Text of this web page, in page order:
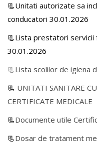
📃Unitati autorizate sa
conducatori 30.01.2026
📃Lista prestatori servicii
30.01.2026
📃Lista scolilor de igiena
📃 UNITATI SANITARE
CERTIFICATE
📃Documente utile
📃Dosar de tratament